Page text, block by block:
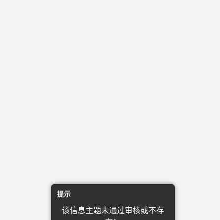
提示
该信息主题未通过审核或不存